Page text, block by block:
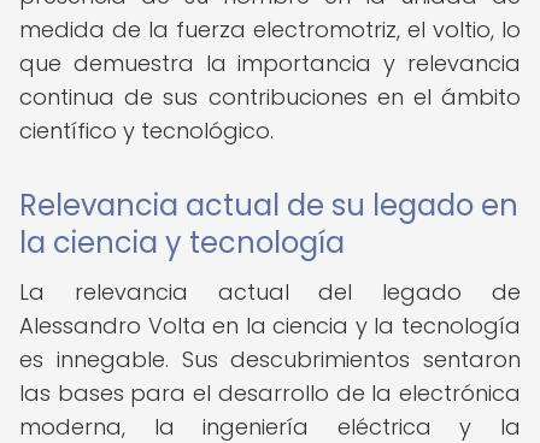
medida de la fuerza electromotriz, el voltio, lo
que demuestra la importancia y relevancia
continua de sus contribuciones en el ámbito
científico y tecnológico.
Relevancia actual de su legado en
la ciencia y tecnología
La relevancia actual del legado de
Alessandro Volta en la ciencia y la tecnología
es innegable. Sus descubrimientos sentaron
las bases para el desarrollo de la electrónica
moderna, la ingeniería eléctrica y la